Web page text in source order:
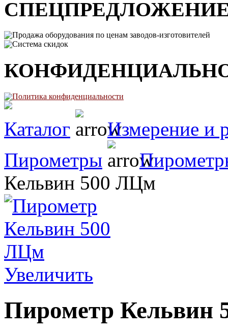
Продажа оборудования по ценам заводов-изготовителей
Система скидок
Политика конфиденциальности
Каталог
Измерение и
Пирометры
Кельвин 500 ЛЦм
Увеличить
Пирометр Кельвин